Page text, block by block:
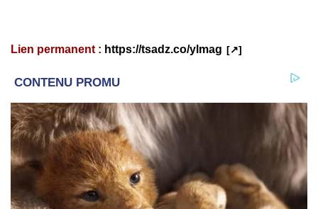
Lien permanent : https://tsadz.co/ylmag